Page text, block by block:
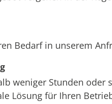
Bedarf in unserem
weniger Stunden oder
Lösung für Ihren